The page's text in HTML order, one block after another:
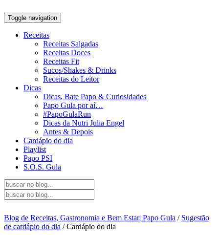
Toggle navigation
Receitas
Receitas Salgadas
Receitas Doces
Receitas Fit
Sucos/Shakes & Drinks
Receitas do Leitor
Dicas
Dicas, Bate Papo & Curiosidades
Papo Gula por aí…
#PapoGulaRun
Dicas da Nutri Julia Engel
Antes & Depois
Cardápio do dia
Playlist
Papo PSI
S.O.S. Gula
Blog de Receitas, Gastronomia e Bem Estar| Papo Gula / Sugestão
de cardápio do dia /Cardápio do dia